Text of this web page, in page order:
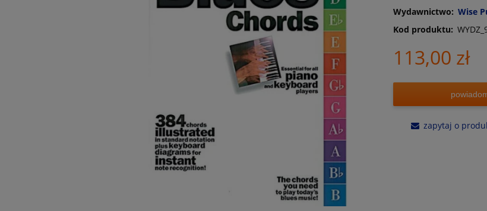
Wydawnictwo: Wise
Kod produktu:
113,00 zł
zapytaj o